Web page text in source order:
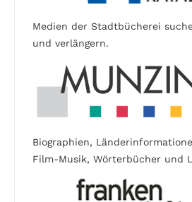
Medien der Stadtbücherei
und verlängern.
Biographien,
Film-Musik, Wörterbücher und